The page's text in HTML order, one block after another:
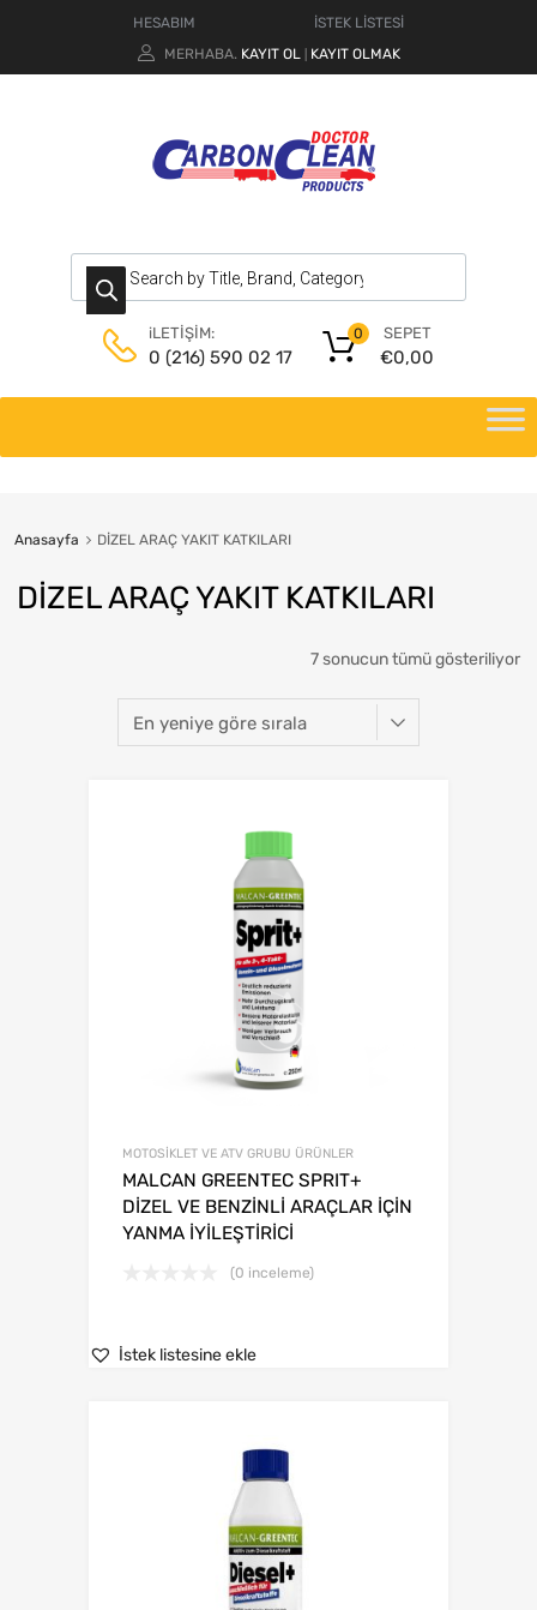
HESABIM
İSTEK LİSTESİ
MERHABA. KAYIT OL KAYIT OLMAK
iLETİŞİM:
0 (216) 590 02 17
SEPET
€0,00
0
Anasayfa DİZEL ARAÇ YAKIT KATKILARI
DİZEL ARAÇ YAKIT KATKILARI
7 sonucun tümü gösteriliyor
MOTOSİKLET VE ATV GRUBU ÜRÜNLER
MALCAN GREENTEC SPRIT+
DİZEL VE BENZİNLİ ARAÇLAR İÇİN
YANMA İYİLEŞTİRİCİ
(0 inceleme)
İstek listesine ekle